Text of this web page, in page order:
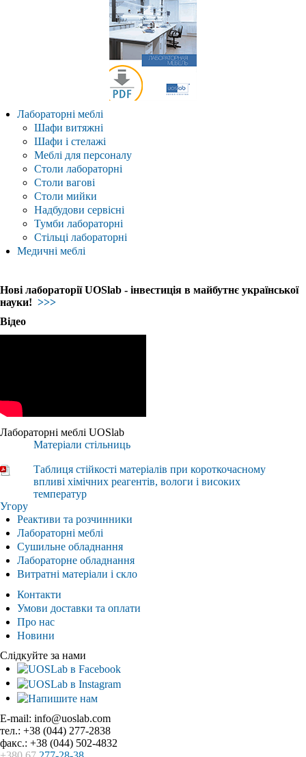
Лабораторні меблі
Шафи витяжні
Шафи і стелажі
Меблі для персоналу
Столи лабораторні
Столи вагові
Столи мийки
Надбудови сервісні
Тумби лабораторні
Стільці лабораторні
Медичні меблі
Нові лабораторії UOSlab - інвестиція в майбутнє української
науки! >>>
Відео
Лабораторні меблі UOSlab
Матеріали стільниць
Таблиця стійкості матеріалів при короткочасному
впливі хімічних реагентів, вологи і високих
температур
Угору
Реактиви та розчинники
Лабораторні меблі
Сушильне обладнання
Лабораторне обладнання
Витратні матеріали і скло
Контакти
Умови доставки та оплати
Про нас
Новини
Слідкуйте за нами
E-mail: info@uoslab.com
тел.: +38 (044) 277-2838
факс.: +38 (044) 502-4832